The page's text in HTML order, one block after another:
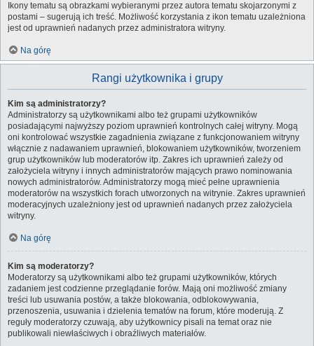
Ikony tematu są obrazkami wybieranymi przez autora tematu skojarzonymi z
postami – sugerują ich treść. Możliwość korzystania z ikon tematu uzależniona
jest od uprawnień nadanych przez administratora witryny.
Na górę
Rangi użytkownika i grupy
Kim są administratorzy?
Administratorzy są użytkownikami albo też grupami użytkowników
posiadającymi najwyższy poziom uprawnień kontrolnych całej witryny. Mogą
oni kontrolować wszystkie zagadnienia związane z funkcjonowaniem witryny
włącznie z nadawaniem uprawnień, blokowaniem użytkowników, tworzeniem
grup użytkowników lub moderatorów itp. Zakres ich uprawnień zależy od
założyciela witryny i innych administratorów mających prawo nominowania
nowych administratorów. Administratorzy mogą mieć pełne uprawnienia
moderatorów na wszystkich forach utworzonych na witrynie. Zakres uprawnień
moderacyjnych uzależniony jest od uprawnień nadanych przez założyciela
witryny.
Na górę
Kim są moderatorzy?
Moderatorzy są użytkownikami albo też grupami użytkowników, których
zadaniem jest codzienne przeglądanie forów. Mają oni możliwość zmiany
treści lub usuwania postów, a także blokowania, odblokowywania,
przenoszenia, usuwania i dzielenia tematów na forum, które moderują. Z
reguły moderatorzy czuwają, aby użytkownicy pisali na temat oraz nie
publikowali niewłaściwych i obraźliwych materiałów.